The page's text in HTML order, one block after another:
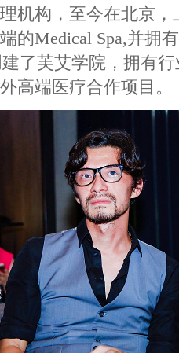
机构，至今在北京
的Medical Spa,并拥
了芙艾学院，拥有
高端医疗合作项目。